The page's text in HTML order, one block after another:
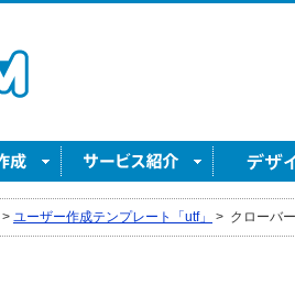
> ユーザー作成テンプレート「utf」 > クローバ